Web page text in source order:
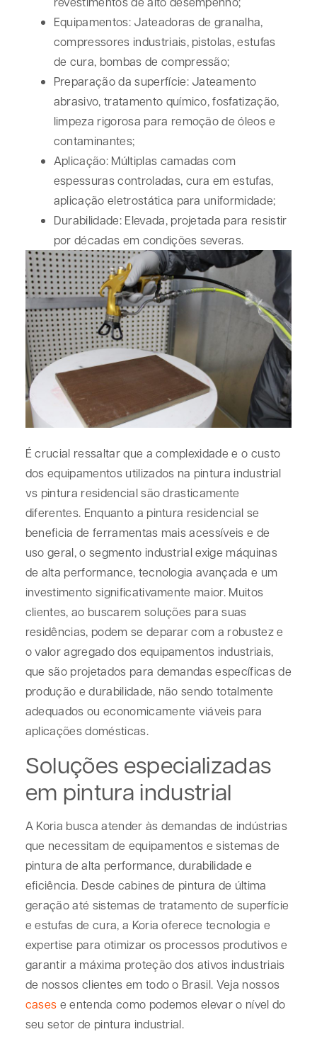
Equipamentos: Jateadoras de granalha,
compressores industriais, pistolas, estufas
de cura, bombas de compressão;
Preparação da superfície:Jateamento
abrasivo, tratamento químico, fosfatização,
limpeza rigorosa para remoção de óleos e
contaminantes;
Aplicação: Múltiplas camadas com
espessuras controladas, cura em estufas,
aplicação eletrostática para uniformidade;
Durabilidade: Elevada, projetada para resistir
por décadas em condições severas.
É crucial ressaltar que a complexidade e o custo
dos equipamentos utilizados na pintura industrial
vs pintura residencialsão drasticamente
diferentes. Enquanto a pintura residencial se
beneficia de ferramentas mais acessíveis e de
uso geral, o segmento industrial exige máquinas
de alta performance, tecnologia avançada e um
investimento significativamente maior. Muitos
clientes, ao buscarem soluções para suas
residências, podem se deparar com a robustez e
o valor agregado dos equipamentos industriais,
que são projetados para demandas específicas de
produção e durabilidade, não sendo totalmente
adequados ou economicamente viáveis para
aplicações domésticas.
Soluções especializadas
em pintura industrial
A Koria busca atender às demandas de indústrias
que necessitam de equipamentos e sistemas de
pintura de alta performance, durabilidade e
eficiência. Desde cabines de pintura de última
geração até sistemas de tratamento de superfície
e estufas de cura, a Koria oferece tecnologia e
expertise para otimizar os processos produtivos e
garantir a máxima proteção dos ativos industriais
de nossos clientes em todo o Brasil. Veja nossos
cases e entenda como podemos elevar o nível do
seu setor de pintura industrial.